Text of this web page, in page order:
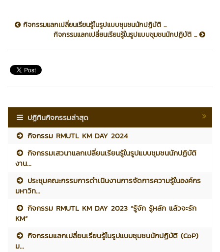
กิจกรรมแลกเปลี่ยนเรียนรู้ในรูปแบบชุมชนนักปฏิบัติ ...
กิจกรรมแลกเปลี่ยนเรียนรู้ในรูปแบบชุมชนนักปฏิบัติ ...
ปฏิทินกิจกรรมล่าสุด
กิจกรรม RMUTL KM DAY 2024
กิจกรรมเสวนาแลกเปลี่ยนเรียนรู้ในรูปแบบชุมชนนักปฏิบัติ
งาน...
ประชุมคณะกรรมการดำเนินงานการจัดการความรู้ในองค์กร
มหาวิท...
กิจกรรม RMUTL KM DAY 2023 “รู้จัก รู้หลัก แล้วจะรัก
KM”
กิจกรรมแลกเปลี่ยนเรียนรู้ในรูปแบบชุมชนนักปฏิบัติ (CoP)
ม...